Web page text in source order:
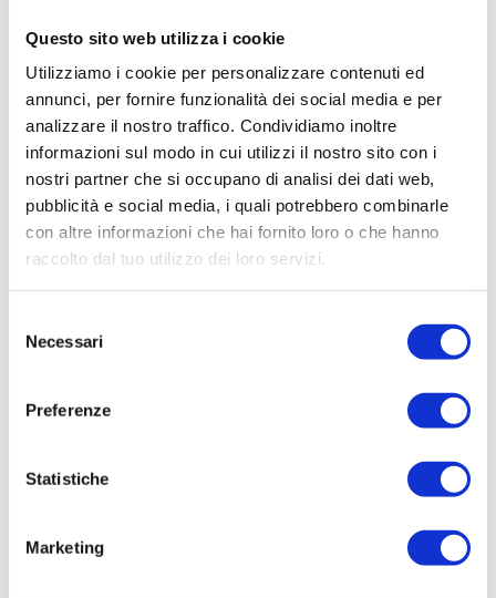
Questo sito web utilizza i cookie
Utilizziamo i cookie per personalizzare contenuti ed
annunci, per fornire funzionalità dei social media e per
analizzare il nostro traffico. Condividiamo inoltre
informazioni sul modo in cui utilizzi il nostro sito con i
nostri partner che si occupano di analisi dei dati web,
pubblicità e social media, i quali potrebbero combinarle
con altre informazioni che hai fornito loro o che hanno
raccolto dal tuo utilizzo dei loro servizi.
delNecessari
Preferenze
Statistiche
Marketing